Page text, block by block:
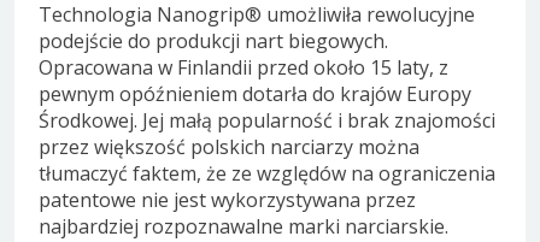
Technologia Nanogrip® umożliwiła rewolucyjne
podejście do produkcji nart biegowych.
Opracowana w Finlandii przed około 15 laty, z
pewnym opóźnieniem dotarła do krajów Europy
Środkowej. Jej małą popularność i brak znajomości
przez większość polskich narciarzy można
tłumaczyć faktem, że ze względów na ograniczenia
patentowe nie jest wykorzystywana przez
najbardziej rozpoznawalne marki narciarskie.